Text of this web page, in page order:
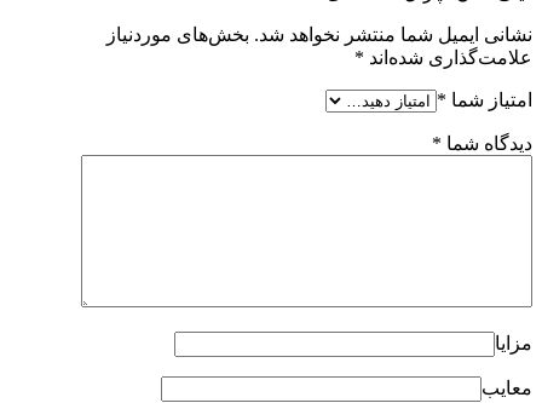
نشانی ایمیل شما منتشر نخواهد شد. بخش‌های موردنیاز
علامت‌گذاری شده‌اند *
امتیاز شما *
دیدگاه شما *
مزایا
معایب